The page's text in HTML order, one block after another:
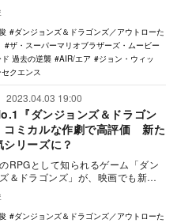
代…
ダンジョンズ＆ドラゴンズ／アウトローた
ザ・スーパーマリオブラザーズ・ムービー
過去の逆襲
AIR/エア
ジョン・ウィッ
クエンス
2023.04.03 19:00
『ダンジョンズ＆ドラゴン
コミカルな作劇で高評価 新た
シリーズに？
RPGとして知られるゲーム「ダン
＆ドラゴンズ」が、映画でも新た
…
ダンジョンズ＆ドラゴンズ／アウトローた